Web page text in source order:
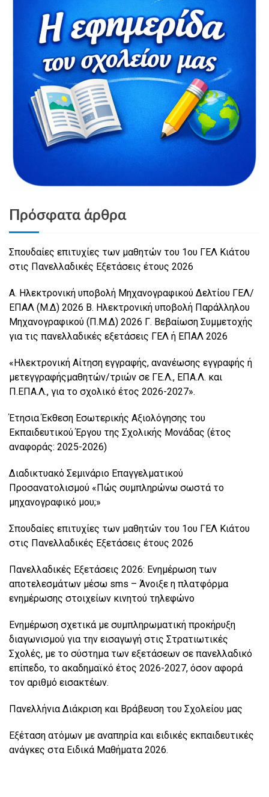
Πρόσφατα άρθρα
Σπουδαίες επιτυχίες των μαθητών του 1ου ΓΕΛ Κιάτου
στις Πανελλαδικές Εξετάσεις έτους 2026
Α. Ηλεκτρονική υποβολή Μηχανογραφικού Δελτίου ΓΕΛ/
ΕΠΑΛ (Μ.Δ) 2026 Β. Ηλεκτρονική υποβολή Παράλληλου
Μηχανογραφικού (Π.Μ.Δ) 2026 Γ. Βεβαίωση Συμμετοχής
για τις πανελλαδικές εξετάσεις ΓΕΛ ή ΕΠΑΛ 2026
«Ηλεκτρονική Αίτηση εγγραφής, ανανέωσης εγγραφής ή
μετεγγραφήςμαθητών/τριών σε ΓΕ.Λ., ΕΠΑ.Λ. και
Π.ΕΠΑ.Λ., για το σχολικό έτος 2026-2027».
Έτησια Έκθεση Εσωτερικής Αξιολόγησης του
Εκπαιδευτικού Έργου της Σχολικής Μονάδας (έτος
αναφοράς: 2025-2026)
Διαδικτυακό Σεμινάριο Επαγγελματικού
Προσανατολισμού «Πώς συμπληρώνω σωστά το
μηχανογραφικό μου;»
Σπουδαίες επιτυχίες των μαθητών του 1ου ΓΕΛ Κιάτου
στις Πανελλαδικές Εξετάσεις έτους 2026
Πανελλαδικές Εξετάσεις 2026: Ενημέρωση των
αποτελεσμάτων μέσω sms – Άνοιξε η πλατφόρμα
ενημέρωσης στοιχείων κινητού τηλεφώνο
Ενημέρωση σχετικά με συμπληρωματική προκήρυξη
διαγωνισμού για την εισαγωγή στις Στρατιωτικές
Σχολές, με το σύστημα των εξετάσεων σε πανελλαδικό
επίπεδο, το ακαδημαϊκό έτος 2026-2027, όσον αφορά
τον αριθμό εισακτέων.
Πανελλήνια Διάκριση και Βράβευση του Σχολείου μας
Εξέταση ατόμων με αναπηρία και ειδικές εκπαιδευτικές
ανάγκες στα Ειδικά Μαθήματα 2026.